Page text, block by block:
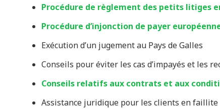
Procédure de règlement des petits litiges
Procédure d’injonction de payer
Exécution d’un jugement au Pays de Galles
Conseils pour éviter les cas d’impayés et les
Conseils relatifs aux contrats et aux
Assistance juridique pour les clients en faillite